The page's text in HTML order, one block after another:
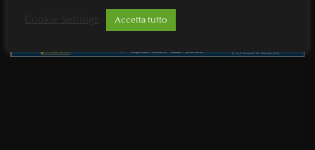
Accetta tutto